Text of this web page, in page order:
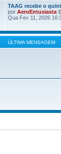
e
m
m
a
m
e
s
g
TAAG recebe o
por AeroEntusiasta
Qua Fev 11, 2026
ÚLTIMA MENSAGEM